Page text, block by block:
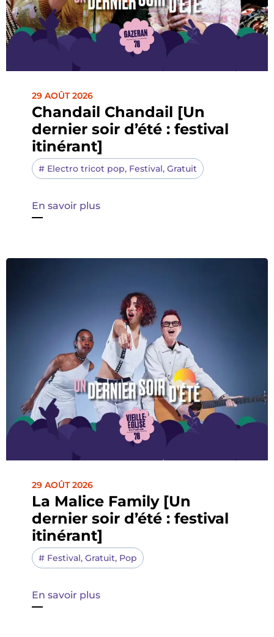
29 AOÛT 2026
Chandail Chandail [Un
dernier soir d’été : festival
itinérant]
# Electro tricot pop, Festival, Gratuit
En savoir plus
29 AOÛT 2026
La Malice Family [Un
dernier soir d’été : festival
itinérant]
# Festival, Gratuit, Pop
En savoir plus